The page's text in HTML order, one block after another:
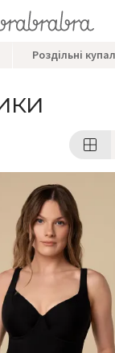
Роздільні